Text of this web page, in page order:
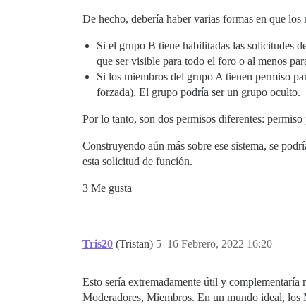
De hecho, debería haber varias formas en que
Si el grupo B tiene habilitadas las solicitudes
que ser visible para todo el foro o al menos
Si los miembros del grupo A tienen permiso
forzada). El grupo podría ser un grupo oculto.
Por lo tanto, son dos permisos diferentes:
Construyendo aún más sobre ese sistema, se
esta solicitud de función.
3 Me gusta
Tris20 (Tristan) 16 Febrero, 2022 16:20
5
Esto sería extremadamente útil y
Moderadores, Miembros. En un mundo ideal, los